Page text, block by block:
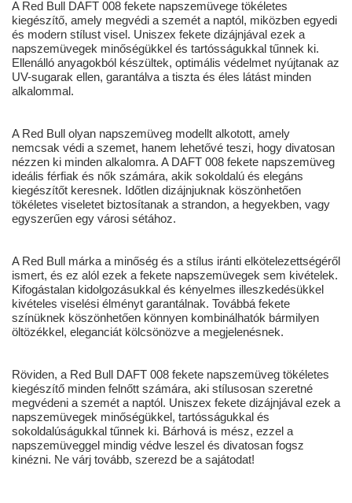
A Red Bull DAFT 008 fekete napszemüvege tökéletes
kiegészítő, amely megvédi a szemét a naptól, miközben egyedi
és modern stílust visel. Uniszex fekete dizájnjával ezek a
napszemüvegek minőségükkel és tartósságukkal tűnnek ki.
Ellenálló anyagokból készültek, optimális védelmet nyújtanak az
UV-sugarak ellen, garantálva a tiszta és éles látást minden
alkalommal.
A Red Bull olyan napszemüveg modellt alkotott, amely
nemcsak védi a szemet, hanem lehetővé teszi, hogy divatosan
nézzen ki minden alkalomra. A DAFT 008 fekete napszemüveg
ideális férfiak és nők számára, akik sokoldalú és elegáns
kiegészítőt keresnek. Időtlen dizájnjuknak köszönhetően
tökéletes viseletet biztosítanak a strandon, a hegyekben, vagy
egyszerűen egy városi sétához.
A Red Bull márka a minőség és a stílus iránti elkötelezettségéről
ismert, és ez alól ezek a fekete napszemüvegek sem kivételek.
Kifogástalan kidolgozásukkal és kényelmes illeszkedésükkel
kivételes viselési élményt garantálnak. Továbbá fekete
színüknek köszönhetően könnyen kombinálhatók bármilyen
öltözékkel, eleganciát kölcsönözve a megjelenésnek.
Röviden, a Red Bull DAFT 008 fekete napszemüveg tökéletes
kiegészítő minden felnőtt számára, aki stílusosan szeretné
megvédeni a szemét a naptól. Uniszex fekete dizájnjával ezek a
napszemüvegek minőségükkel, tartósságukkal és
sokoldalúságukkal tűnnek ki. Bárhová is mész, ezzel a
napszemüveggel mindig védve leszel és divatosan fogsz
kinézni. Ne várj tovább, szerezd be a sajátodat!